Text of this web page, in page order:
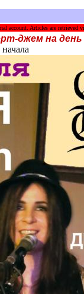
account. Articles are retrieved
джем на